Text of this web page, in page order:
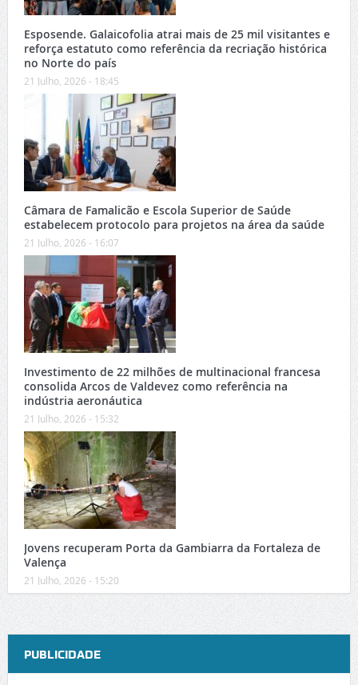
Esposende. Galaicofolia atrai mais de 25 mil visitantes e
reforça estatuto como referência da recriação histórica
no Norte do país
21 Julho, 2026 - 18:45
Câmara de Famalicão e Escola Superior de Saúde
estabelecem protocolo para projetos na área da saúde
21 Julho, 2026 - 16:07
Investimento de 22 milhões de multinacional francesa
consolida Arcos de Valdevez como referência na
indústria aeronáutica
21 Julho, 2026 - 15:32
Jovens recuperam Porta da Gambiarra da Fortaleza de
Valença
21 Julho, 2026 - 15:20
PUBLICIDADE